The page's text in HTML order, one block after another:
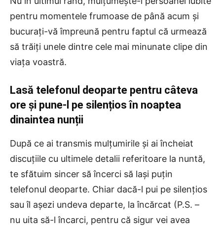
pentru momentele frumoase de până acum și
bucurați-vă împreună pentru faptul că urmează
să trăiți unele dintre cele mai minunate clipe din
viața voastră.
Lasă telefonul deoparte pentru câteva
ore și pune-l pe silențios în noaptea
dinaintea nunții
După ce ai transmis mulțumirile și ai încheiat
discuțiile cu ultimele detalii referitoare la nuntă,
te sfătuim sincer să încerci să lași puțin
telefonul deoparte. Chiar dacă-l pui pe silențios
sau îl așezi undeva departe, la încărcat (P.S. –
nu uita să-l încarci, pentru că sigur vei avea